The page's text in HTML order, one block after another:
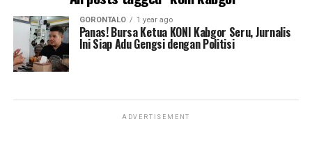
GORONTALO 1 year ago
Panas! Bursa Ketua KONI Kabgor Seru, Jurnalis
Ini Siap Adu Gengsi dengan Politisi
ADVERTISEMENT